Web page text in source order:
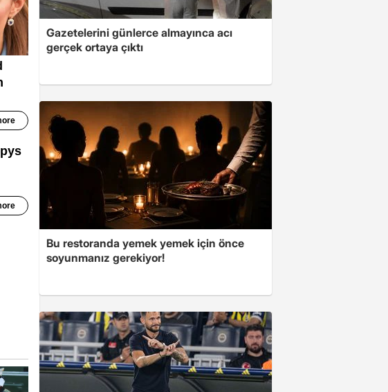
Gazetelerini günlerce almayınca acı
gerçek ortaya çıktı
Bu restoranda yemek yemek için önce
soyunmanız gerekiyor!